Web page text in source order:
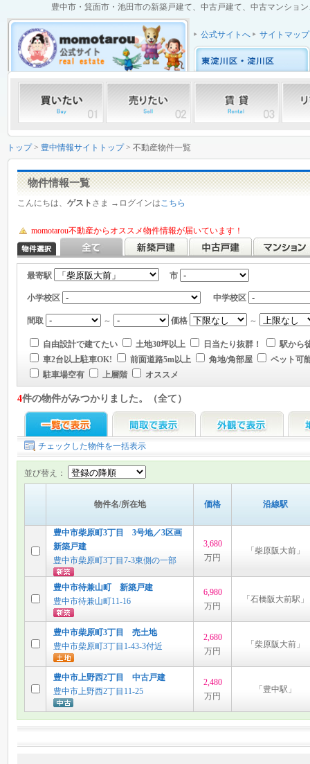
豊中市・箕面市・池田市の新築戸建て、中古戸建て、中古マンショ
公式サイトへ サイトマップ
トップ> 豊中情報サイトトップ> 不動産物件一覧
物件情報一覧
こんにちは、 ゲスト さま →ログインはこちら
momotarou不動産からオススメ物件情報が届いています！
最寄駅 市
小学校区 中学校区
間取 ～ 価格 ～
自由設計で建てたい 土地30坪以上 日当たり抜群！
駅から
車2台以上駐車OK!
前面道路5m以上 角地/角部屋
ペット可
駐車場空有
上層階 オススメ
4件の物件がみつかりました。（全て）
チェックした物件を一括表示
並び替え：
物件名/所在地 価格 沿線駅
豊中市柴原町3丁目 3号地／3区画
新築戸建
豊中市柴原町3丁目7-3東側の一部
3,680
万円
「柴原阪大前」
豊中市待兼山町 新築戸建
豊中市待兼山町11-16
6,980
万円
「石橋阪大前駅」
豊中市柴原町3丁目 売土地
豊中市柴原町3丁目1-43-3付近
2,680
万円
「柴原阪大前」
豊中市上野西2丁目 中古戸建
豊中市上野西2丁目11-25
2,480
万円
「豊中駅」